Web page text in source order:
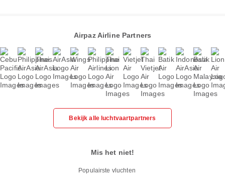
Airpaz Airline Partners
Bekijk alle luchtvaartpartners
Mis het niet!
Populairste vluchten